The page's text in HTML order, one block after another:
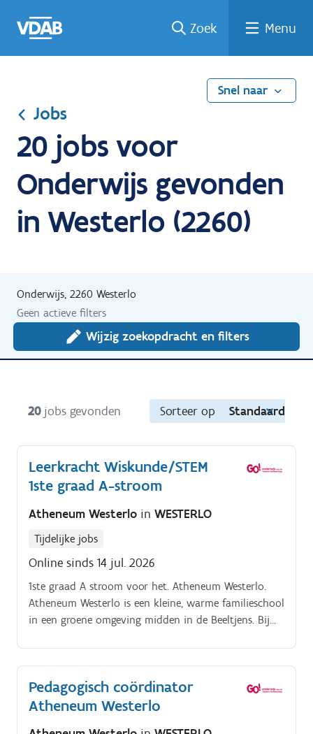
naar
een
een
job
naar
Zoek Menu
Snel naar
Jobs
20 jobs voor
Onderwijs gevonden
in Westerlo (2260)
Onderwijs, 2260 Westerlo
Geen actieve filters
Wijzig zoekopdracht en filters
20 jobs gevonden Sorteer op Standaard
Leerkracht Wiskunde/STEM
1ste graad A-stroom
Atheneum Westerlo in WESTERLO
Tijdelijke jobs
Online sinds 14 jul. 2026
1ste graad A stroom voor het. Atheneum Westerlo.
Atheneum Westerlo is een kleine, warme familieschool
in een groene omgeving midden in de Beeltjens. Bij
Pedagogisch coördinator
Atheneum Westerlo